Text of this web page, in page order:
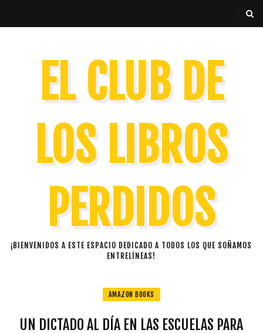
EL CLUB DE
LOS LIBROS
PERDIDOS
¡BIENVENIDOS A ESTE ESPACIO DEDICADO A TODOS LOS QUE SOÑAMOS
ENTRELÍNEAS!
AMAZON BOOKS
UN DICTADO AL DÍA EN LAS ESCUELAS PARA